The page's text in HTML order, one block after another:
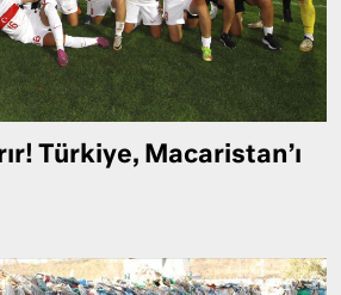
Türkiye, Macaristan’ı